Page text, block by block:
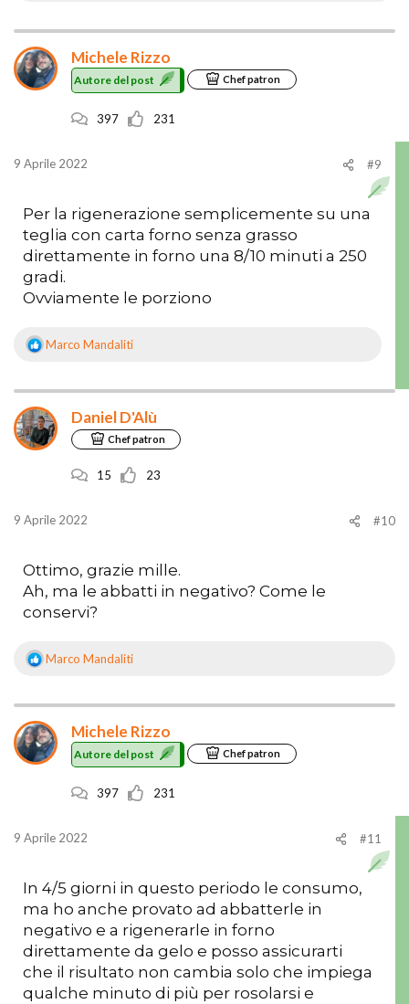
i
o
n
Michele Rizzo
Autore del post Chef patron
397 231
9 Aprile 2022 #9
Per la rigenerazione semplicemente su una
teglia con carta forno senza grasso
direttamente in forno una 8/10 minuti a 250
gradi.
Ovviamente le porziono
R
i
o
n
Marco Mandaliti
Daniel D'Alù
Chef patron
15 23
9 Aprile 2022 #10
Ottimo, grazie mille.
Ah, ma le abbatti in negativo? Come le
conservi?
R
i
o
n
Marco Mandaliti
Michele Rizzo
Autore del post Chef patron
397 231
9 Aprile 2022 #11
In 4/5 giorni in questo periodo le consumo,
ma ho anche provato ad abbatterle in
negativo e a rigenerarle in forno
direttamente da gelo e posso assicurarti
che il risultato non cambia solo che impiega
qualche minuto di più per rosolarsi e